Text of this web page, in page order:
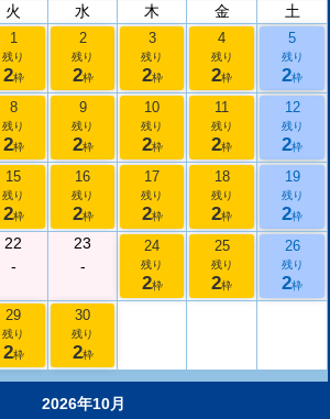
火 水 木 金 土
1
残り
2枠
2
残り
2枠
3
残り
2枠
4
残り
2枠
5
残り
2枠
8
残り
2枠
9
残り
2枠
10
残り
2枠
11
残り
2枠
12
残り
2枠
15
残り
2枠
16
残り
2枠
17
残り
2枠
18
残り
2枠
19
残り
2枠
22
-
23
-
24
残り
2枠
25
残り
2枠
26
残り
2枠
29
残り
2枠
30
残り
2枠
2026年10月